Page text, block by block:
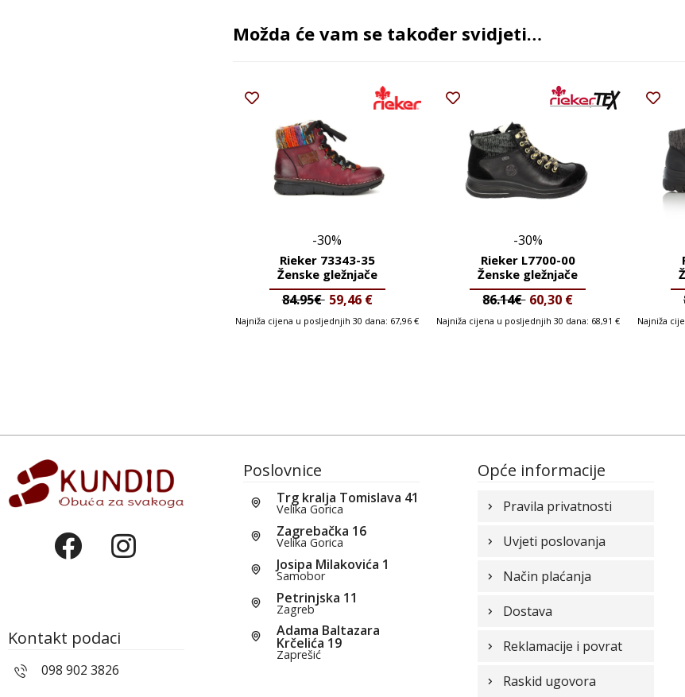
Možda će vam se također svidjeti…
-30%
Rieker 73343-35
Ženske gležnjače
84.95€ 59,46 €
Najniža cijena u posljednjih 30 dana: 67,96€
-30%
Rieker L7700-00
Ženske gležnjače
86.14€ 60,30 €
Najniža cijena u posljednjih 30 dana: 68,91 € Najniža
Kontakt podaci
098 902 3826
Poslovnice
Trg kralja Tomislava 41
Velika Gorica
Zagrebačka 16
Velika Gorica
Josipa Milakovića 1
Samobor
Petrinjska 11
Zagreb
Adama Baltazara
Krčelića 19
Zaprešić
Opće informacije
Pravila privatnosti
Uvjeti poslovanja
Način plaćanja
Dostava
Reklamacije i povrat
Raskid ugovora